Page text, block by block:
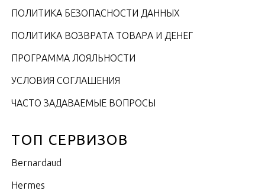
ПОЛИТИКА БЕЗОПАСНОСТИ ДАННЫХ
ПОЛИТИКА ВОЗВРАТА ТОВАРА И ДЕНЕГ
ПРОГРАММА ЛОЯЛЬНОСТИ
УСЛОВИЯ СОГЛАШЕНИЯ
ЧАСТО ЗАДАВАЕМЫЕ ВОПРОСЫ
ТОП СЕРВИЗОВ
Bernardaud
Hermes